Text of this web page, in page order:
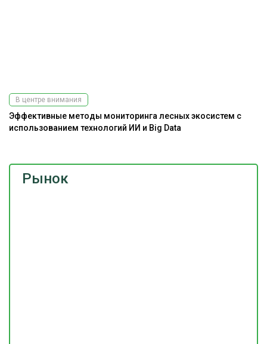
Рынок
В центре внимания
Эффективные методы мониторинга лесных экосистем с
использованием технологий ИИ и Big Data